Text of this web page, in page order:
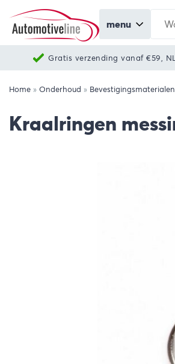
menu
Gratis verzending vanaf €59,
Home » Onderhoud » Bevestigingsmaterialen
Kraalringen